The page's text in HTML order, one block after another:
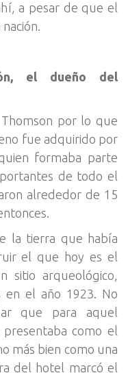
a pesar de que el
el dueño del
por lo que
fue adquirido por
formaba parte
de todo el
alrededor de 15
la tierra que había
el que hoy es el
sitio arqueológico,
en el año 1923. No
que para aquel
como el
más bien como una
del hotel marcó el